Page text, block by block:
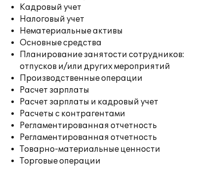
Кадровый учет
Налоговый учет
Нематериальные активы
Основные средства
Планирование занятости сотрудников:
отпусков и/или других мероприятий
Производственные операции
Расчет зарплаты
Расчет зарплаты и кадровый учет
Расчеты с контрагентами
Регламентированная отчетность
Регламентированная отчетность
Товарно-материальные ценности
Торговые операции